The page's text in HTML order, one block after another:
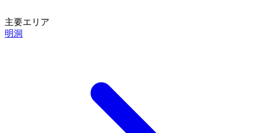
主要エリア
明洞